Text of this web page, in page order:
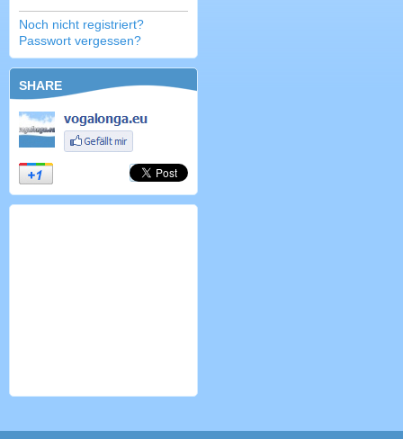
Noch nicht registriert?
Passwort vergessen?
SHARE